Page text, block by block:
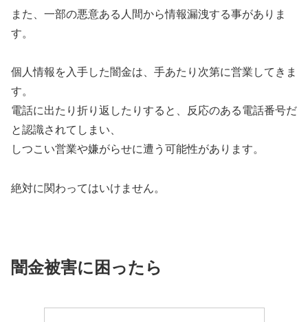
また、一部の悪意ある人間から情報漏洩する事がありま
す。
個人情報を入手した闇金は、手あたり次第に営業してきま
す。
電話に出たり折り返したりすると、反応のある電話番号だ
と認識されてしまい、
しつこい営業や嫌がらせに遭う可能性があります。
絶対に関わってはいけません。
闇金被害に困ったら